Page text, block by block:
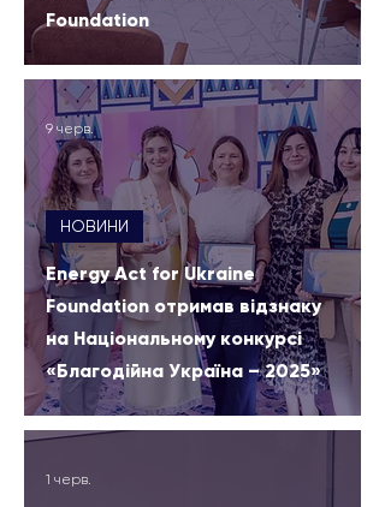
Foundation
Energy Act for Ukraine
Foundation отримав відзнаку
на Національному конкурсі
«Благодійна Україна – 2025»
НОВИНИ
9 черв.
1 черв.